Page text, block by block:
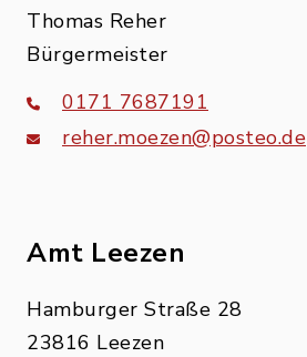
Thomas Reher
Bürgermeister
0171 7687191
reher.moezen@posteo.de
Amt Leezen
Hamburger Straße 28
23816 Leezen